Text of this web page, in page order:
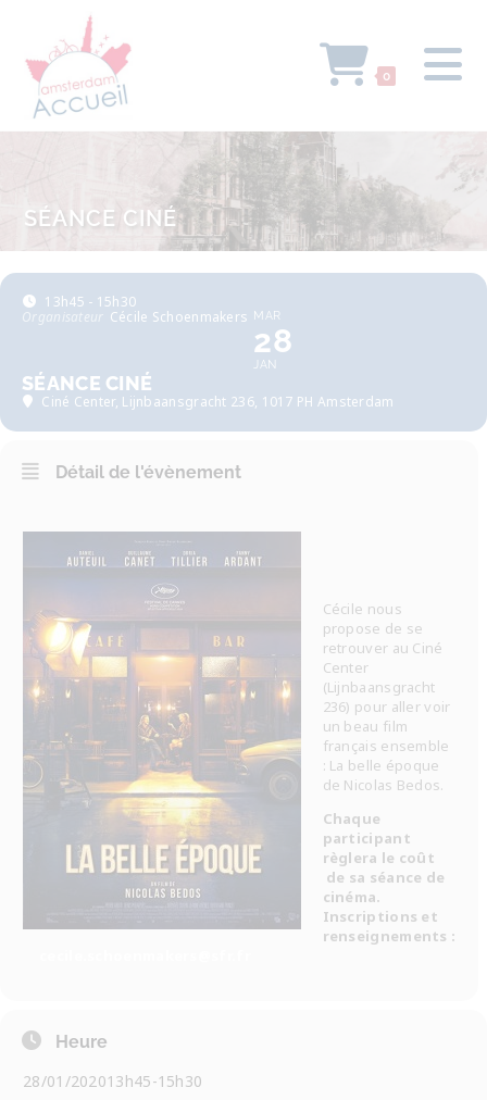
0
SÉANCE CINÉ
13h45 - 15h30
Organisateur Cécile Schoenmakers MAR
28
JAN
SÉANCE CINÉ
Ciné Center, Lijnbaansgracht 236, 1017 PH Amsterdam
Détail de l'évènement
Cécile nous
propose de se
retrouver au Ciné
Center
(Lijnbaansgracht
236) pour aller voir
un beau film
français ensemble
: La belle époque
de Nicolas Bedos.
Chaque
participant
règlera le coût
de sa séance de
cinéma.
Inscriptions et
renseignements :
Heure
28/01/202013h45-15h30